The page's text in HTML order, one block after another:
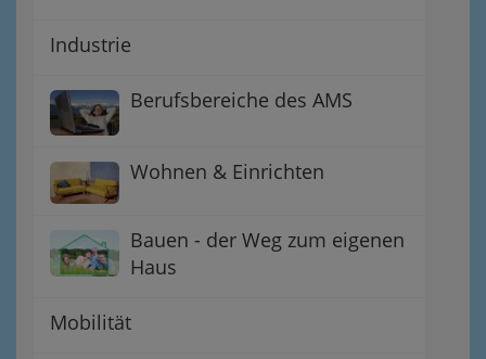
Industrie
Berufsbereiche des AMS
Wohnen & Einrichten
Bauen - der Weg zum eigenen
Haus
Mobilität